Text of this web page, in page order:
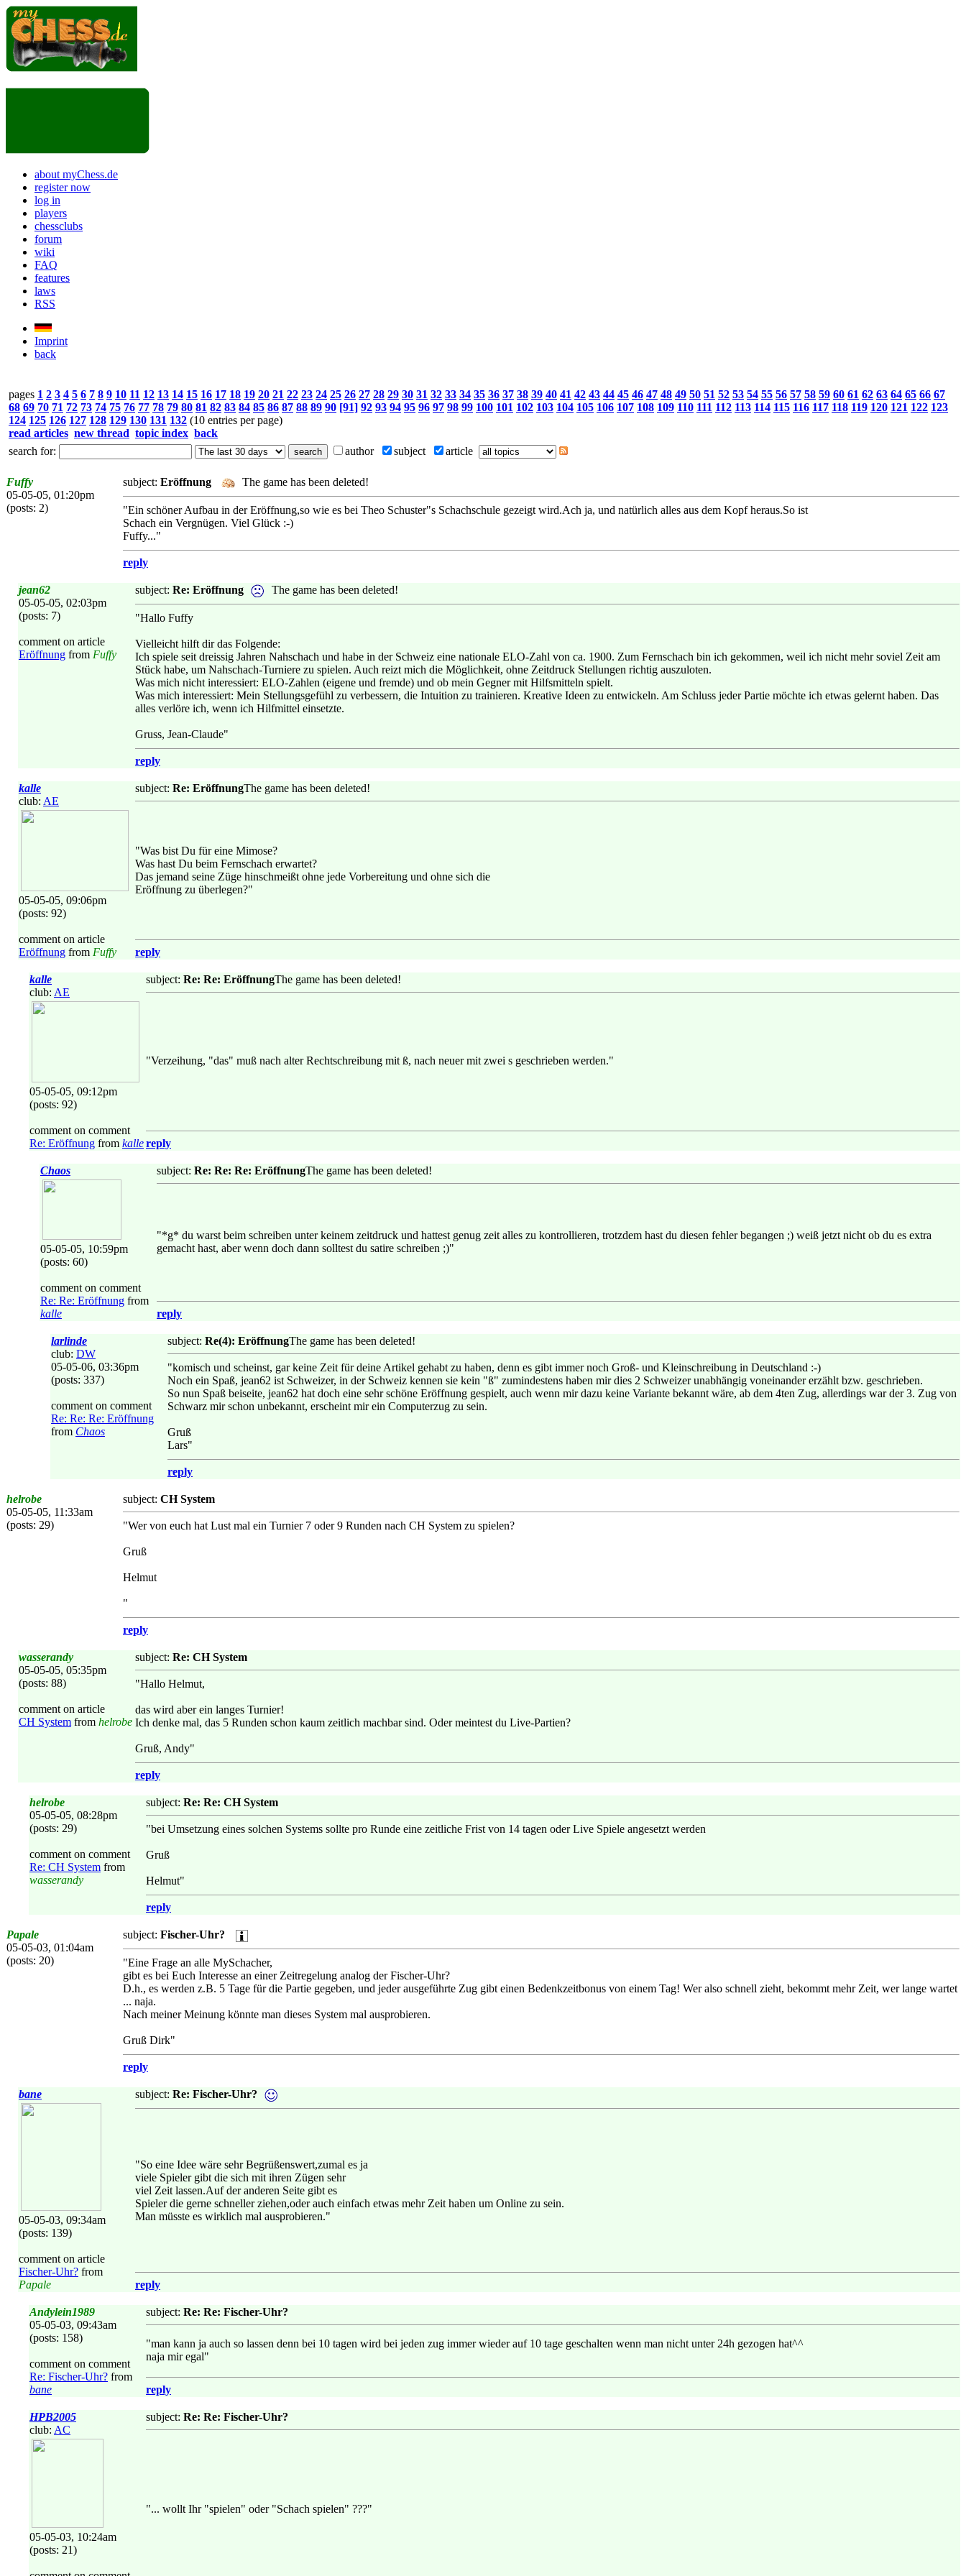
about myChess.de
register now
log in
players
chessclubs
forum
wiki
FAQ
features
laws
RSS
Imprint
back
pages 1 2 3 4 5 6 7 8 9 10 11 12 13 14 15 16 17 18 19 20 21 22 23 24 25 26 27 28 29 30 31 32 33 34 35 36 37 38 39 40 41 42 43 44 45 46 47 48 49 50 51 52 53 54 55 56 57 58 59 60 61 62 63 64 65 66 67
68 69 70 71 72 73 74 75 76 77 78 79 80 81 82 83 84 85 86 87 88 89 90 [91] 92 93 94 95 96 97 98 99 100 101 102 103 104 105 106 107 108 109 110 111 112 113 114 115 116 117 118 119 120 121 122 123
124 125 126 127 128 129 130 131 132 (10 entries per page)
read articles new thread topic index back
search for:
author subject article
Fuffy
05-05-05, 01:20pm
(posts: 2)
subject: Eröffnung The game has been deleted!
"Ein schöner Aufbau in der Eröffnung,so wie es bei Theo Schuster"s Schachschule gezeigt wird.Ach ja, und natürlich alles aus dem Kopf heraus.So ist
Schach ein Vergnügen. Viel Glück :-)
Fuffy..."
reply
jean62
05-05-05, 02:03pm
(posts: 7)
comment on article
Eröffnung from Fuffy
subject: Re: Eröffnung The game has been deleted!
"Hallo Fuffy
Vielleicht hilft dir das Folgende:
Ich spiele seit dreissig Jahren Nahschach und habe in der Schweiz eine nationale ELO-Zahl von ca. 1900. Zum Fernschach bin ich gekommen, weil ich nicht mehr soviel Zeit am
Stück habe, um Nahschach-Turniere zu spielen. Auch reizt mich die Möglichkeit, ohne Zeitdruck Stellungen richtig auszuloten.
Was mich nicht interessiert: ELO-Zahlen (eigene und fremde) und ob mein Gegner mit Hilfsmitteln spielt.
Was mich interessiert: Mein Stellungsgefühl zu verbessern, die Intuition zu trainieren. Kreative Ideen zu entwickeln. Am Schluss jeder Partie möchte ich etwas gelernt haben. Das
alles verlöre ich, wenn ich Hilfmittel einsetzte.
Gruss, Jean-Claude"
reply
kalle
club: AE
05-05-05, 09:06pm
(posts: 92)
comment on article
Eröffnung from Fuffy
subject: Re: EröffnungThe game has been deleted!
"Was bist Du für eine Mimose?
Was hast Du beim Fernschach erwartet?
Das jemand seine Züge hinschmeißt ohne jede Vorbereitung und ohne sich die
Eröffnung zu überlegen?"
reply
kalle
club: AE
05-05-05, 09:12pm
(posts: 92)
comment on comment
Re: Eröffnung from kalle
subject: Re: Re: EröffnungThe game has been deleted!
"Verzeihung, "das" muß nach alter Rechtschreibung mit ß, nach neuer mit zwei s geschrieben werden."
reply
Chaos
05-05-05, 10:59pm
(posts: 60)
comment on comment
Re: Re: Eröffnung from
kalle
subject: Re: Re: Re: EröffnungThe game has been deleted!
"*g* du warst beim schreiben unter keinem zeitdruck und hattest genug zeit alles zu kontrollieren, trotzdem hast du diesen fehler begangen ;) weiß jetzt nicht ob du es extra
gemacht hast, aber wenn doch dann solltest du satire schreiben ;)"
reply
larlinde
club: DW
05-05-06, 03:36pm
(posts: 337)
comment on comment
Re: Re: Re: Eröffnung
from Chaos
subject: Re(4): EröffnungThe game has been deleted!
"komisch und scheinst, gar keine Zeit für deine Artikel gehabt zu haben, denn es gibt immer noch Groß- und Kleinschreibung in Deutschland :-)
Noch ein Spaß, jean62 ist Schweizer, in der Schweiz kennen sie kein "ß" zumindestens haben mir dies 2 Schweizer unabhängig voneinander erzählt bzw. geschrieben.
So nun Spaß beiseite, jean62 hat doch eine sehr schöne Eröffnung gespielt, auch wenn mir dazu keine Variante bekannt wäre, ab dem 4ten Zug, allerdings war der 3. Zug von
Schwarz mir schon unbekannt, erscheint mir ein Computerzug zu sein.
Gruß
Lars"
reply
helrobe
05-05-05, 11:33am
(posts: 29)
subject: CH System
"Wer von euch hat Lust mal ein Turnier 7 oder 9 Runden nach CH System zu spielen?
Gruß
Helmut
"
reply
wasserandy
05-05-05, 05:35pm
(posts: 88)
comment on article
CH System from helrobe
subject: Re: CH System
"Hallo Helmut,
das wird aber ein langes Turnier!
Ich denke mal, das 5 Runden schon kaum zeitlich machbar sind. Oder meintest du Live-Partien?
Gruß, Andy"
reply
helrobe
05-05-05, 08:28pm
(posts: 29)
comment on comment
Re: CH System from
wasserandy
subject: Re: Re: CH System
"bei Umsetzung eines solchen Systems sollte pro Runde eine zeitliche Frist von 14 tagen oder Live Spiele angesetzt werden
Gruß
Helmut"
reply
Papale
05-05-03, 01:04am
(posts: 20)
subject: Fischer-Uhr?
"Eine Frage an alle MySchacher,
gibt es bei Euch Interesse an einer Zeitregelung analog der Fischer-Uhr?
D.h., es werden z.B. 5 Tage für die Partie gegeben, und jeder ausgeführte Zug gibt einen Bedenkzeitbonus von einem Tag! Wer also schnell zieht, bekommt mehr Zeit, wer lange wartet
... naja.
Nach meiner Meinung könnte man dieses System mal ausprobieren.
Gruß Dirk"
reply
bane
05-05-03, 09:34am
(posts: 139)
comment on article
Fischer-Uhr? from
Papale
subject: Re: Fischer-Uhr?
"So eine Idee wäre sehr Begrüßenswert,zumal es ja
viele Spieler gibt die sich mit ihren Zügen sehr
viel Zeit lassen.Auf der anderen Seite gibt es
Spieler die gerne schneller ziehen,oder auch einfach etwas mehr Zeit haben um Online zu sein.
Man müsste es wirklich mal ausprobieren."
reply
Andylein1989
05-05-03, 09:43am
(posts: 158)
comment on comment
Re: Fischer-Uhr? from
bane
subject: Re: Re: Fischer-Uhr?
"man kann ja auch so lassen denn bei 10 tagen wird bei jeden zug immer wieder auf 10 tage geschalten wenn man nicht unter 24h gezogen hat^^
naja mir egal"
reply
HPB2005
club: AC
05-05-03, 10:24am
(posts: 21)
subject: Re: Re: Fischer-Uhr?
"... wollt Ihr "spielen" oder "Schach spielen" ???"